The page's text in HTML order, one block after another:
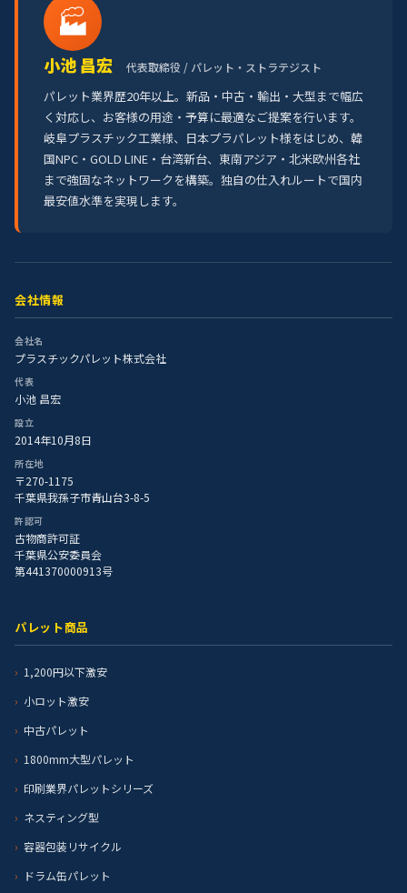
🏭
小池 昌宏 代表取締役 / パレット・ストラテジスト
パレット業界歴20年以上。新品・中古・輸出・大型まで幅広
く対応し、お客様の用途・予算に最適なご提案を行います。
岐阜プラスチック工業様、日本プラパレット様をはじめ、韓
国NPC・GOLD LINE・台湾新台、東南アジア・北米欧州各社
まで強固なネットワークを構築。独自の仕入れルートで国内
最安値水準を実現します。
会社情報
会社名
プラスチックパレット株式会社
代表
小池 昌宏
設立
2014年10月8日
所在地
〒270-1175
千葉県我孫子市青山台3-8-5
許認可
古物商許可証
千葉県公安委員会
第441370000913号
パレット商品
1,200円以下激安
小ロット激安
中古パレット
1800mm大型パレット
印刷業界パレットシリーズ
ネスティング型
容器包装リサイクル
ドラム缶パレット